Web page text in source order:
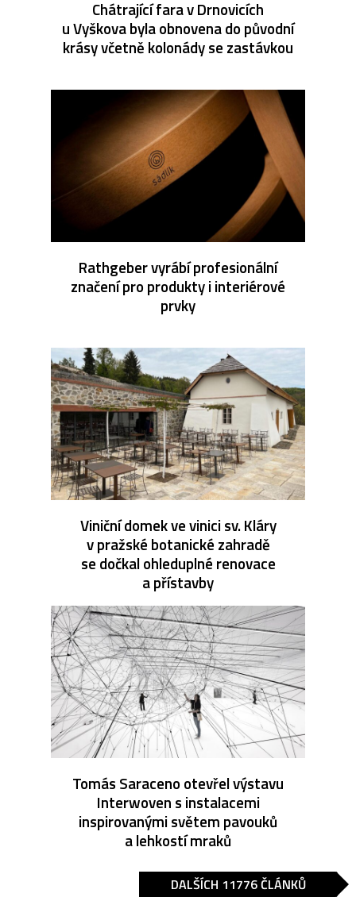
Chátrající fara v Drnovicích
u Vyškova byla obnovena do původní
krásy včetně kolonády se zastávkou
Rathgeber vyrábí profesionální
značení pro produkty i interiérové
prvky
Viniční domek ve vinici sv. Kláry
v pražské botanické zahradě
se dočkal ohleduplné renovace
a přístavby
Tomás Saraceno otevřel výstavu
Interwoven s instalacemi
inspirovanými světem pavouků
a lehkostí mraků
DALŠÍCH 11776 ČLÁNKŮ